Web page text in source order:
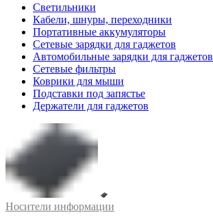
Светильники
Кабели, шнуры, переходники
Портативные аккумуляторы
Сетевые зарядки для гаджетов
Автомобильные зарядки для гаджетов
Сетевые фильтры
Коврики для мыши
Подставки под запястье
Держатели для гаджетов
Носители информации